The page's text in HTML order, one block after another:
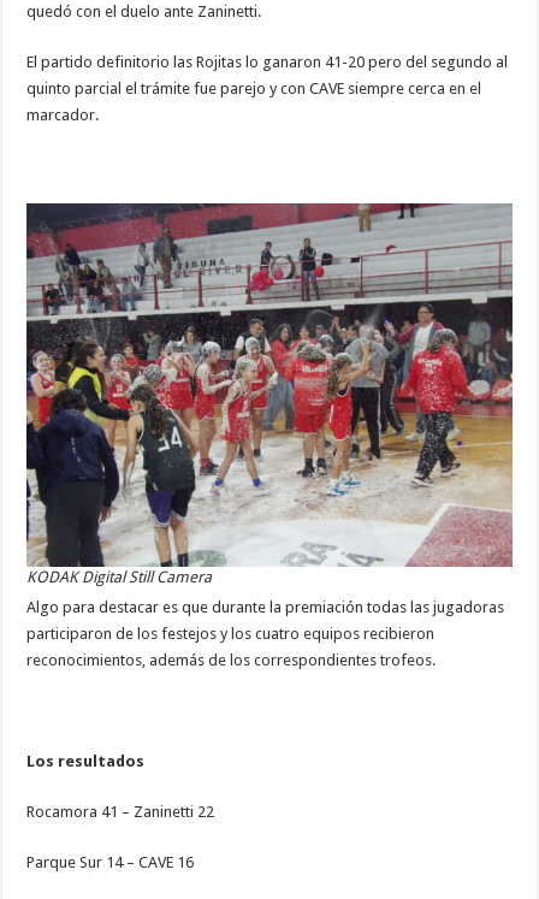
quedó con el duelo ante Zaninetti.
El partido definitorio las Rojitas lo ganaron 41-20 pero del segundo al
quinto parcial el trámite fue parejo y con CAVE siempre cerca en el
marcador.
KODAK Digital Still Camera
Algo para destacar es que durante la premiación todas las jugadoras
participaron de los festejos y los cuatro equipos recibieron
reconocimientos, además de los correspondientes trofeos.
Los resultados
Rocamora 41 – Zaninetti 22
Parque Sur 14 – CAVE 16